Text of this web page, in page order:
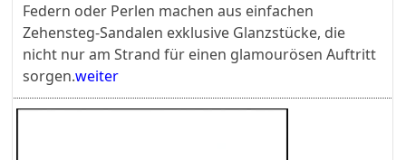
Federn oder Perlen machen aus einfachen
Zehensteg-Sandalen exklusive Glanzstücke, die
nicht nur am Strand für einen glamourösen Auftritt
sorgen.weiter